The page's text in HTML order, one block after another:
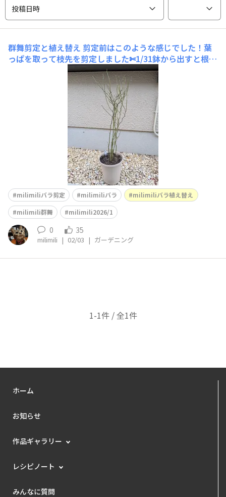
投稿日時
群舞剪定と植え替え 剪定前はこのような感じでした！葉
っぱを取って枝先を剪定しました✄1/31鉢から出すと根が
びっしりほぐしてフワフワに🤗昨日までクレマチスのガチ
ガチの土をほぐしていたから、これは土がそこまで固まっ
てないから楽でした😉できました！どの場所にどういう
風に誘引するかは、またゆっくり考えます😉 mah
milimiliバラ剪定 milimiliバラ
milimiliバラ植え替え
milimili群舞
milimili2026/1
0 35
milimili | 02/03 | ガーデニング
1-1件 / 全1件
ホーム
お知らせ
作品ギャラリー
レシピノート
みんなに質問